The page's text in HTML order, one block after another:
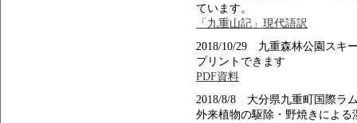
ています。
「九重山記」現代語訳
2018/10/29 九重森林公園スキ
プリントできます
PDF資料
2018/8/8 大分県九重町国際ラ
外来植物の駆除・野焼きによ